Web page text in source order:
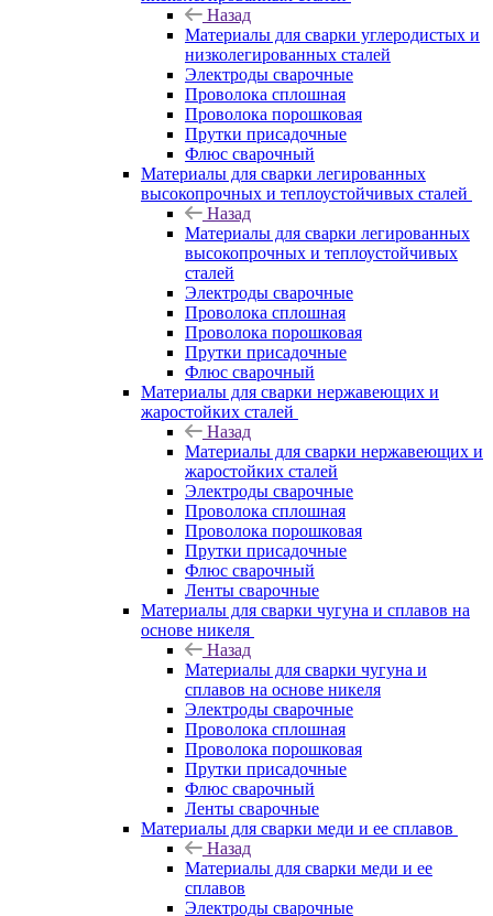
Назад
Материалы для сварки углеродистых и
низколегированных сталей
Электроды сварочные
Проволока сплошная
Проволока порошковая
Прутки присадочные
Флюс сварочный
Материалы для сварки легированных
высокопрочных и теплоустойчивых сталей
Назад
Материалы для сварки легированных
высокопрочных и теплоустойчивых
сталей
Электроды сварочные
Проволока сплошная
Проволока порошковая
Прутки присадочные
Флюс сварочный
Материалы для сварки нержавеющих и
жаростойких сталей
Назад
Материалы для сварки нержавеющих и
жаростойких сталей
Электроды сварочные
Проволока сплошная
Проволока порошковая
Прутки присадочные
Флюс сварочный
Ленты сварочные
Материалы для сварки чугуна и сплавов на
основе никеля
Назад
Материалы для сварки чугуна и
сплавов на основе никеля
Электроды сварочные
Проволока сплошная
Проволока порошковая
Прутки присадочные
Флюс сварочный
Ленты сварочные
Материалы для сварки меди и ее сплавов
Назад
Материалы для сварки меди и ее
сплавов
Электроды сварочные